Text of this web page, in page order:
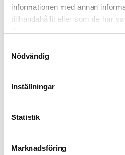
informationen med annan
tillhandahållit eller som de har
Nödvändig
Inställningar
Statistik
Marknadsföring
Det är